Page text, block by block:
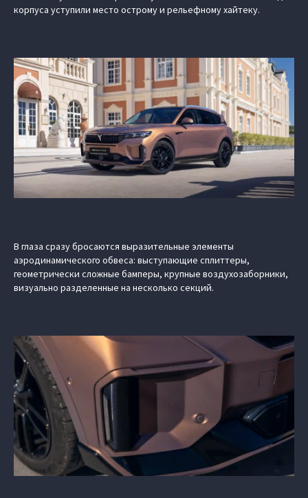
корпуса уступили место острому и рельефному хайтеку.
В глаза сразу бросаются выразительные элементы
аэродинамического обвеса: выступающие сплиттеры,
геометрически сложные бамперы, крупные воздухозаборники,
визуально разделенные на несколько секций.